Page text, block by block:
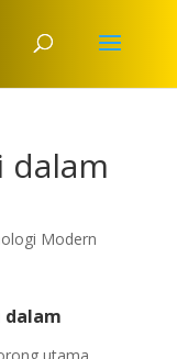
dalam
Modern
dalam